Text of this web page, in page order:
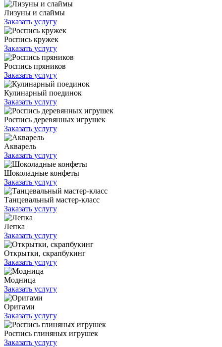
Лизуны и слаймы
Заказать услугу
Роспись кружек
Заказать услугу
Роспись пряников
Заказать услугу
Кулинарный поединок
Заказать услугу
Роспись деревянных игрушек
Заказать услугу
Акварель
Заказать услугу
Шоколадные конфеты
Заказать услугу
Танцевальный мастер-класс
Заказать услугу
Лепка
Заказать услугу
Открытки, скрапбукинг
Заказать услугу
Модница
Заказать услугу
Оригами
Заказать услугу
Роспись глиняных игрушек
Заказать услугу